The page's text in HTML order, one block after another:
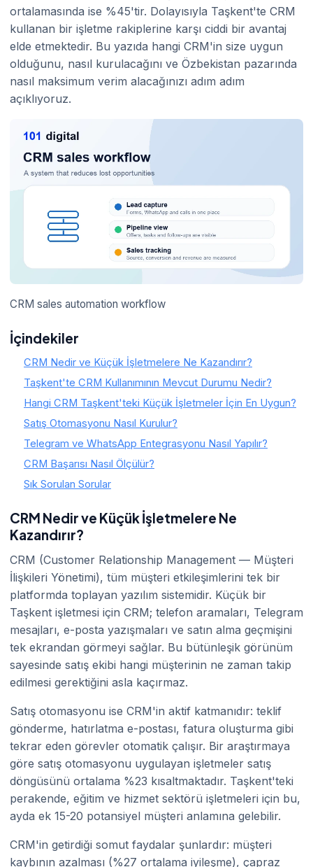
ortalamasında ise %45'tir. Dolayısıyla Taşkent'te CRM
kullanan bir işletme rakiplerine karşı ciddi bir avantaj
elde etmektedir. Bu yazıda hangi CRM'in size uygun
olduğunu, nasıl kurulacağını ve Özbekistan pazarında
nasıl maksimum verim alacağınızı adım adım
açıklıyoruz.
CRM sales automation workflow
İçindekiler
CRM Nedir ve Küçük İşletmelere Ne Kazandırır?
Taşkent'te CRM Kullanımının Mevcut Durumu Nedir?
Hangi CRM Taşkent'teki Küçük İşletmeler İçin En Uygun?
Satış Otomasyonu Nasıl Kurulur?
Telegram ve WhatsApp Entegrasyonu Nasıl Yapılır?
CRM Başarısı Nasıl Ölçülür?
Sık Sorulan Sorular
CRM Nedir ve Küçük İşletmelere Ne
Kazandırır?
CRM (Customer Relationship Management — Müşteri
İlişkileri Yönetimi), tüm müşteri etkileşimlerini tek bir
platformda toplayan yazılım sistemidir. Küçük bir
Taşkent işletmesi için CRM; telefon aramaları, Telegram
mesajları, e-posta yazışmaları ve satın alma geçmişini
tek ekrandan görmeyi sağlar. Bu bütünleşik görünüm
sayesinde satış ekibi hangi müşterinin ne zaman takip
edilmesi gerektiğini asla kaçırmaz.
Satış otomasyonu ise CRM'in aktif katmanıdır: teklif
gönderme, hatırlatma e-postası, fatura oluşturma gibi
tekrar eden görevler otomatik çalışır. Bir araştırmaya
göre satış otomasyonu uygulayan işletmeler satış
döngüsünü ortalama %23 kısaltmaktadır. Taşkent'teki
perakende, eğitim ve hizmet sektörü işletmeleri için bu,
ayda ek 15-20 potansiyel müşteri anlamına gelebilir.
CRM'in getirdiği somut faydalar şunlardır: müşteri
kaybının azalması (%27 ortalama iyileşme), çapraz